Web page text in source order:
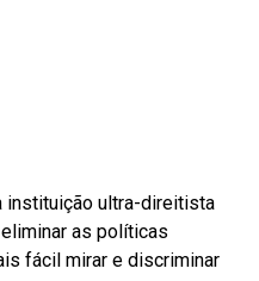
instituição ultra-direitista
as políticas
fácil mirar e discriminar